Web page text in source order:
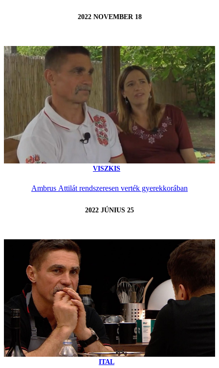
2022 NOVEMBER 18
VISZKIS
Ambrus Attilát rendszeresen verték gyerekkorában
2022 JÚNIUS 25
ITAL